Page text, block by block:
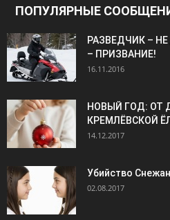
ПОПУЛЯРНЫЕ
РАЗВЕДЧИК –
– ПРИЗВАНИЕ!
16.11.2016
НОВЫЙ ГОД: ОТ
КРЕМЛЁВСКОЙ
14.12.2017
Убийство
02.08.2017